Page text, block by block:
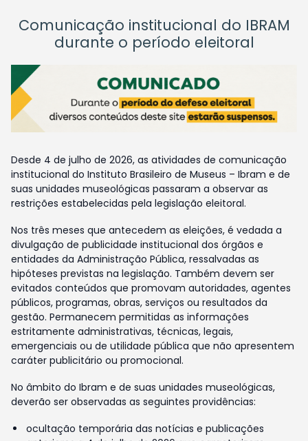
Comunicação institucional do IBRAM
durante o período eleitoral
Desde 4 de julho de 2026, as atividades de comunicação
institucional do Instituto Brasileiro de Museus – Ibram e de
suas unidades museológicas passaram a observar as
restrições estabelecidas pela legislação eleitoral.
Nos três meses que antecedem as eleições, é vedada a
divulgação de publicidade institucional dos órgãos e
entidades da Administração Pública, ressalvadas as
hipóteses previstas na legislação. Também devem ser
evitados conteúdos que promovam autoridades, agentes
públicos, programas, obras, serviços ou resultados da
gestão. Permanecem permitidas as informações
estritamente administrativas, técnicas, legais,
emergenciais ou de utilidade pública que não apresentem
caráter publicitário ou promocional.
No âmbito do Ibram e de suas unidades museológicas,
deverão ser observadas as seguintes providências:
ocultação temporária das notícias e publicações